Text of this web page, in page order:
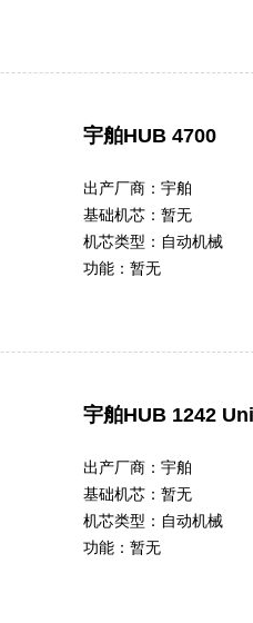
宇舶HUB 4700
出产厂商： 宇舶
基础机芯： 暂无
机芯类型： 自动机械
功能： 暂无
宇舶HUB 1242
出产厂商： 宇舶
基础机芯： 暂无
机芯类型： 自动机械
功能： 暂无